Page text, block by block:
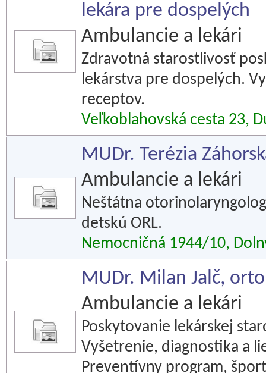
lekára pre dospelých
Ambulancie a lekári
Zdravotná starostlivosť
lekárstva pre dospelých.
receptov.
Veľkoblahovská cesta 23,
MUDr. Terézia
Ambulancie a lekári
Neštátna
detskú ORL.
Nemocničná 1944/10,
MUDr. Milan Jalč,
Ambulancie a lekári
Poskytovanie lekárskej
Vyšetrenie, diagnostika a
Preventívny program,